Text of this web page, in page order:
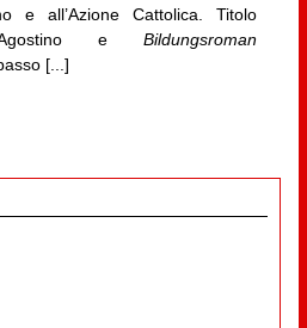
e all’Azione Cattolica. Titolo
e Bildungsroman
[...]